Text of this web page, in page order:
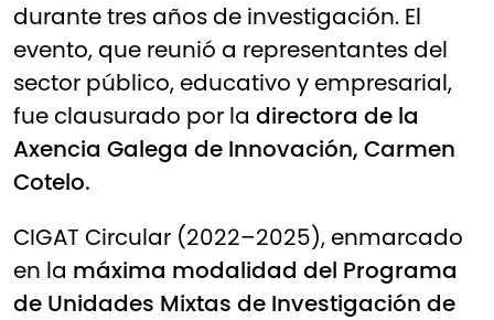
durante tres años de investigación. El
evento, que reunió a representantes del
sector público, educativo y empresarial,
fue clausurado por la directora de la
Axencia Galega de Innovación, Carmen
Cotelo.
CIGAT Circular (2022–2025), enmarcado
en la máxima modalidad del Programa
de Unidades Mixtas de Investigación de